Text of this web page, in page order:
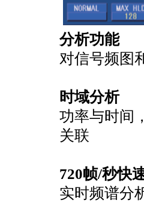
分析功能
对信号频图
时域分析
功率与时间
关联
720帧/秒快
实时频谱分